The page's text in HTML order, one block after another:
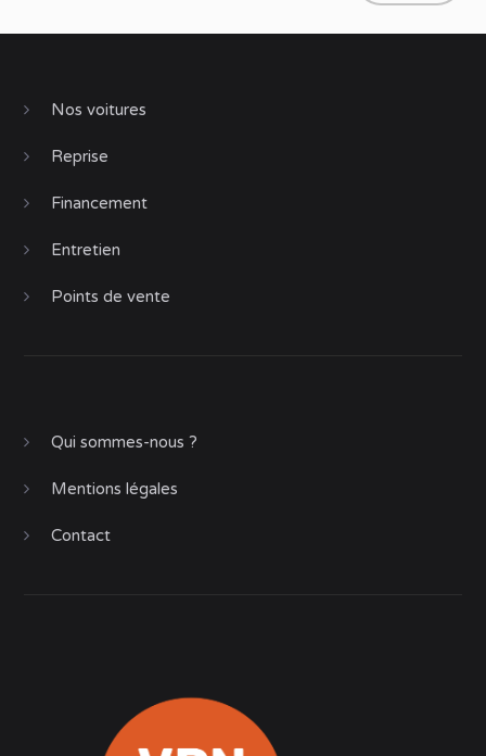
Nos voitures
Reprise
Financement
Entretien
Points de vente
Qui sommes-nous ?
Mentions légales
Contact